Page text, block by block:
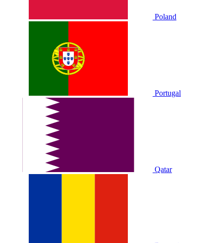
Poland
Portugal
Qatar